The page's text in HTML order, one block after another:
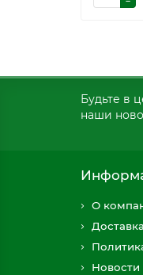
Будьте в
наши
О
Новости